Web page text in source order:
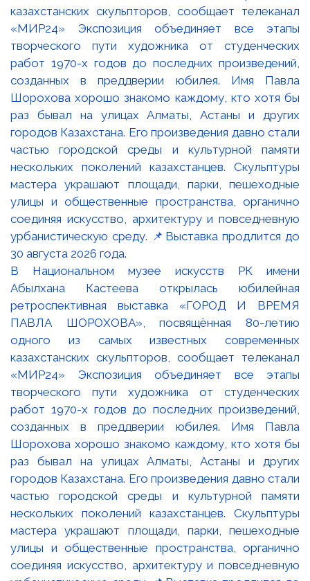
В Национальном музее искусств РК имени
Абылхана Кастеева открылась юбилейная
ретроспективная выставка «ГОРОД И ВРЕМЯ
ПАВЛА ШОРОХОВА», посвящённая 80-летию
одного из самых известных современных
казахстанских скульпторов, сообщает телеканал
«МИР24» Экспозиция объединяет все этапы
творческого пути художника от студенческих
работ 1970-х годов до последних произведений,
созданных в преддверии юбилея. Имя Павла
Шорохова хорошо знакомо каждому, кто хотя бы
раз бывал на улицах Алматы, Астаны и других
городов Казахстана. Его произведения давно стали
частью городской среды и культурной памяти
нескольких поколений казахстанцев. Скульптуры
мастера украшают площади, парки, пешеходные
улицы и общественные пространства, органично
соединяя искусство, архитектуру и повседневную